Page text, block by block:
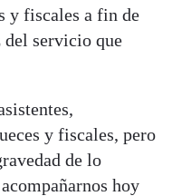
y fiscales a fin de
servicio que
y fiscales, pero
de lo
hoy